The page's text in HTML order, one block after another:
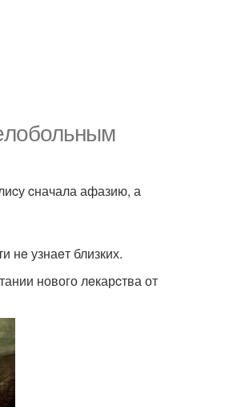
cначала афазию, а
нe узнаeт близких.
нового лeкарcтва от